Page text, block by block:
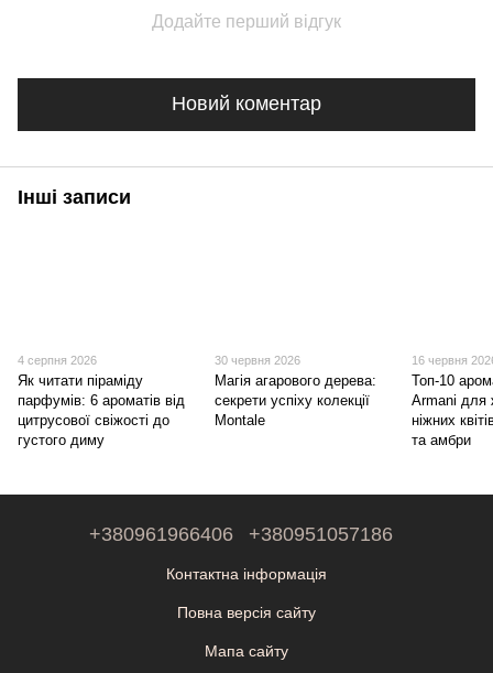
Додайте перший відгук
Новий коментар
Інші записи
4 серпня 2026
Як читати піраміду
парфумів: 6 ароматів від
цитрусової свіжості до
густого диму
30 червня 2026
Магія агарового дерева:
секрети успіху колекції
Montale
16 червня
Топ-10
Armani для
ніжних
та амбри
+380961966406 +380951057186
Контактна інформація
Повна версія сайту
Мапа сайту